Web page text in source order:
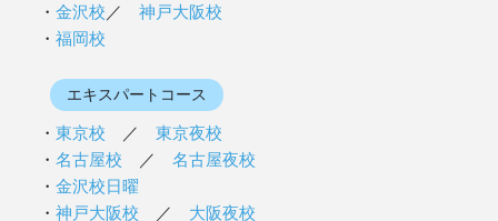
金沢校 ／ 神戸大阪校
福岡校
エキスパートコース
東京校 ／ 東京夜校
名古屋校 ／ 名古屋夜校
金沢校日曜
神戸大阪校 ／ 大阪夜校